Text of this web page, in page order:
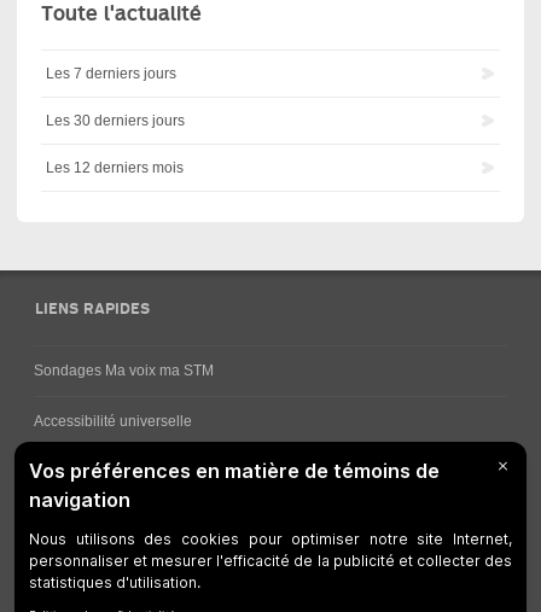
Toute l'actualité
Les 7 derniers jours
Les 30 derniers jours
Les 12 derniers mois
LIENS RAPIDES
Sondages Ma voix ma STM
Accessibilité universelle
Comment obtenir vos horaires de bus
Travaux en cours